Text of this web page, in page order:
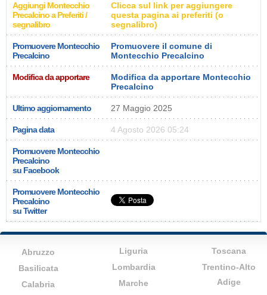
Aggiungi Montecchio
Precalcino a Preferiti /
segnalibro
Clicca sul link per aggiungere
questa pagina ai preferiti (o
segnalibro)
Promuovere Montecchio
Precalcino
Promuovere il comune di
Montecchio Precalcino
Modifica da apportare
Modifica da apportare Montecchio
Precalcino
Ultimo aggiornamento 27 Maggio 2025
Pagina data 4 Agosto 2026 05:24
Promuovere Montecchio
Precalcino
su Facebook
Promuovere Montecchio
Precalcino
su Twitter
Abruzzo
Basilicata
Calabria
Liguria
Lombardia
Marche
Toscana
Trentino-Alto
Adige